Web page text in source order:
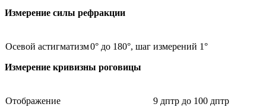
Измерение cилы рефракции
Осевой астигматизм0° до 180°, шаг измерений 1°
Измерение кривизны роговицы
Отображение
9 дптр до 100 дптр